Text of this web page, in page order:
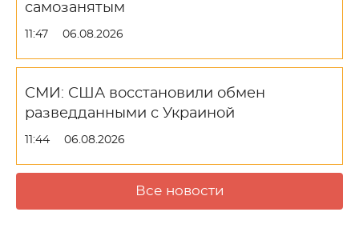
самозанятым
11:47 06.08.2026
СМИ: США восстановили обмен
разведданными с Украиной
11:44 06.08.2026
Все новости